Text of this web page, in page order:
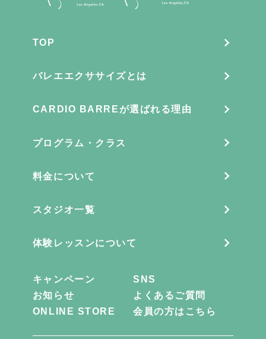
TOP
バレエエクササイズとは
CARDIO BARREが選ばれる理由
プログラム・クラス
料金について
スタジオ一覧
体験レッスンについて
キャンペーン
SNS
お知らせ
よくあるご質問
ONLINE STORE
会員の方はこちら